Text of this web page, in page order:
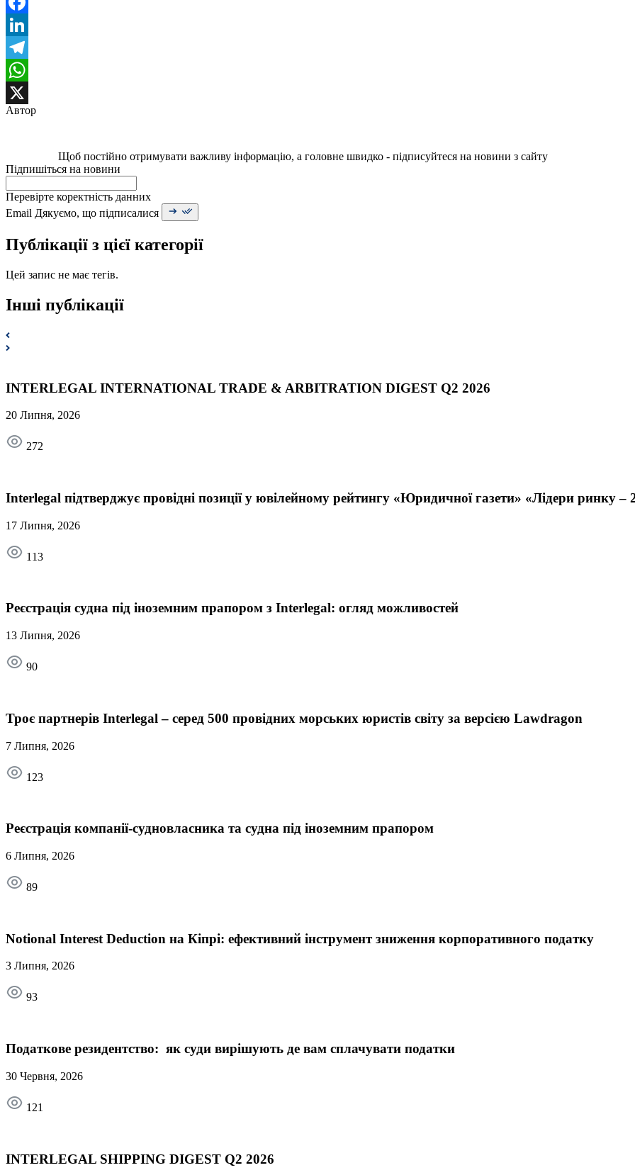
Facebook
LinkedIn
Telegram
WhatsApp
X
Автор
Щоб постійно отримувати важливу інформацію, а головне швидко - підписуйтеся на новини з сайту
Підпишіться на новини
Перевірте коректність данних
Email Дякуємо, що підписалися
Публікації з цієї категорії
Цей запис не має тегів.
Інші публікації
INTERLEGAL INTERNATIONAL TRADE & ARBITRATION DIGEST Q2 2026
20 Липня, 2026
272
Interlegal підтверджує провідні позиції у ювілейному рейтингу «Юридичної газети» «Лідери ринку –
17 Липня, 2026
113
Реєстрація судна під іноземним прапором з Interlegal: огляд можливостей
13 Липня, 2026
90
Троє партнерів Interlegal – серед 500 провідних морських юристів світу за версією Lawdragon
7 Липня, 2026
123
Реєстрація компанії-судновласника та судна під іноземним прапором
6 Липня, 2026
89
Notional Interest Deduction на Кіпрі: ефективний інструмент зниження корпоративного податку
3 Липня, 2026
93
Податкове резидентство: як суди вирішують де вам сплачувати податки
30 Червня, 2026
121
INTERLEGAL SHIPPING DIGEST Q2 2026